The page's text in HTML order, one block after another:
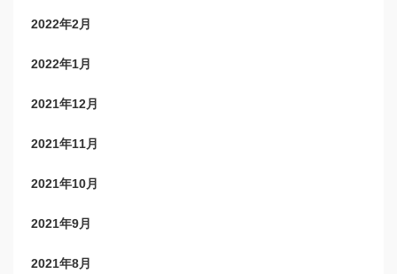
2022年2月
2022年1月
2021年12月
2021年11月
2021年10月
2021年9月
2021年8月